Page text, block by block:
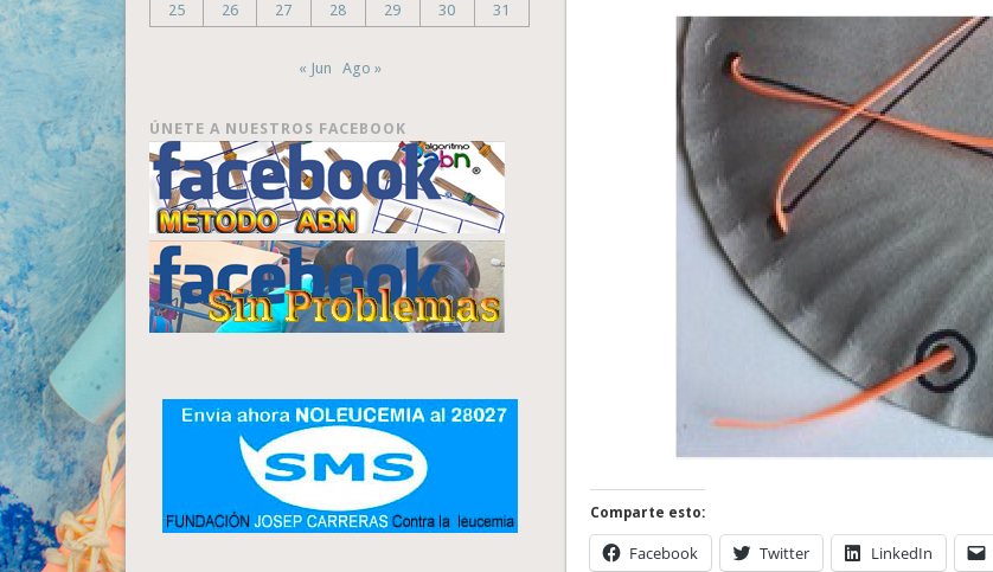
Comparte esto:
Facebook Twitter LinkedIn
25
26 27 28 29 30 31
« Jun Ago »
ÚNETE A NUESTROS FACEBOOK